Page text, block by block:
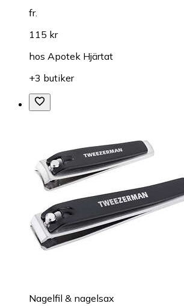
fr.
115 kr
hos Apotek Hjärtat
+3 butiker
Nagelfil & nagelsax